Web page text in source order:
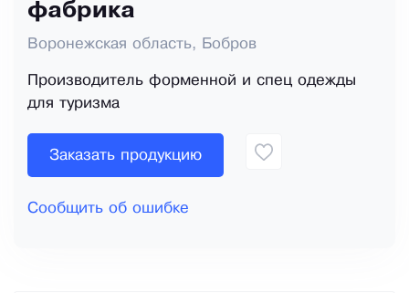
фабрика
Воронежская область, Бобров
Производитель форменной и спец одежды
для туризма
Заказать продукцию
Сообщить об ошибке